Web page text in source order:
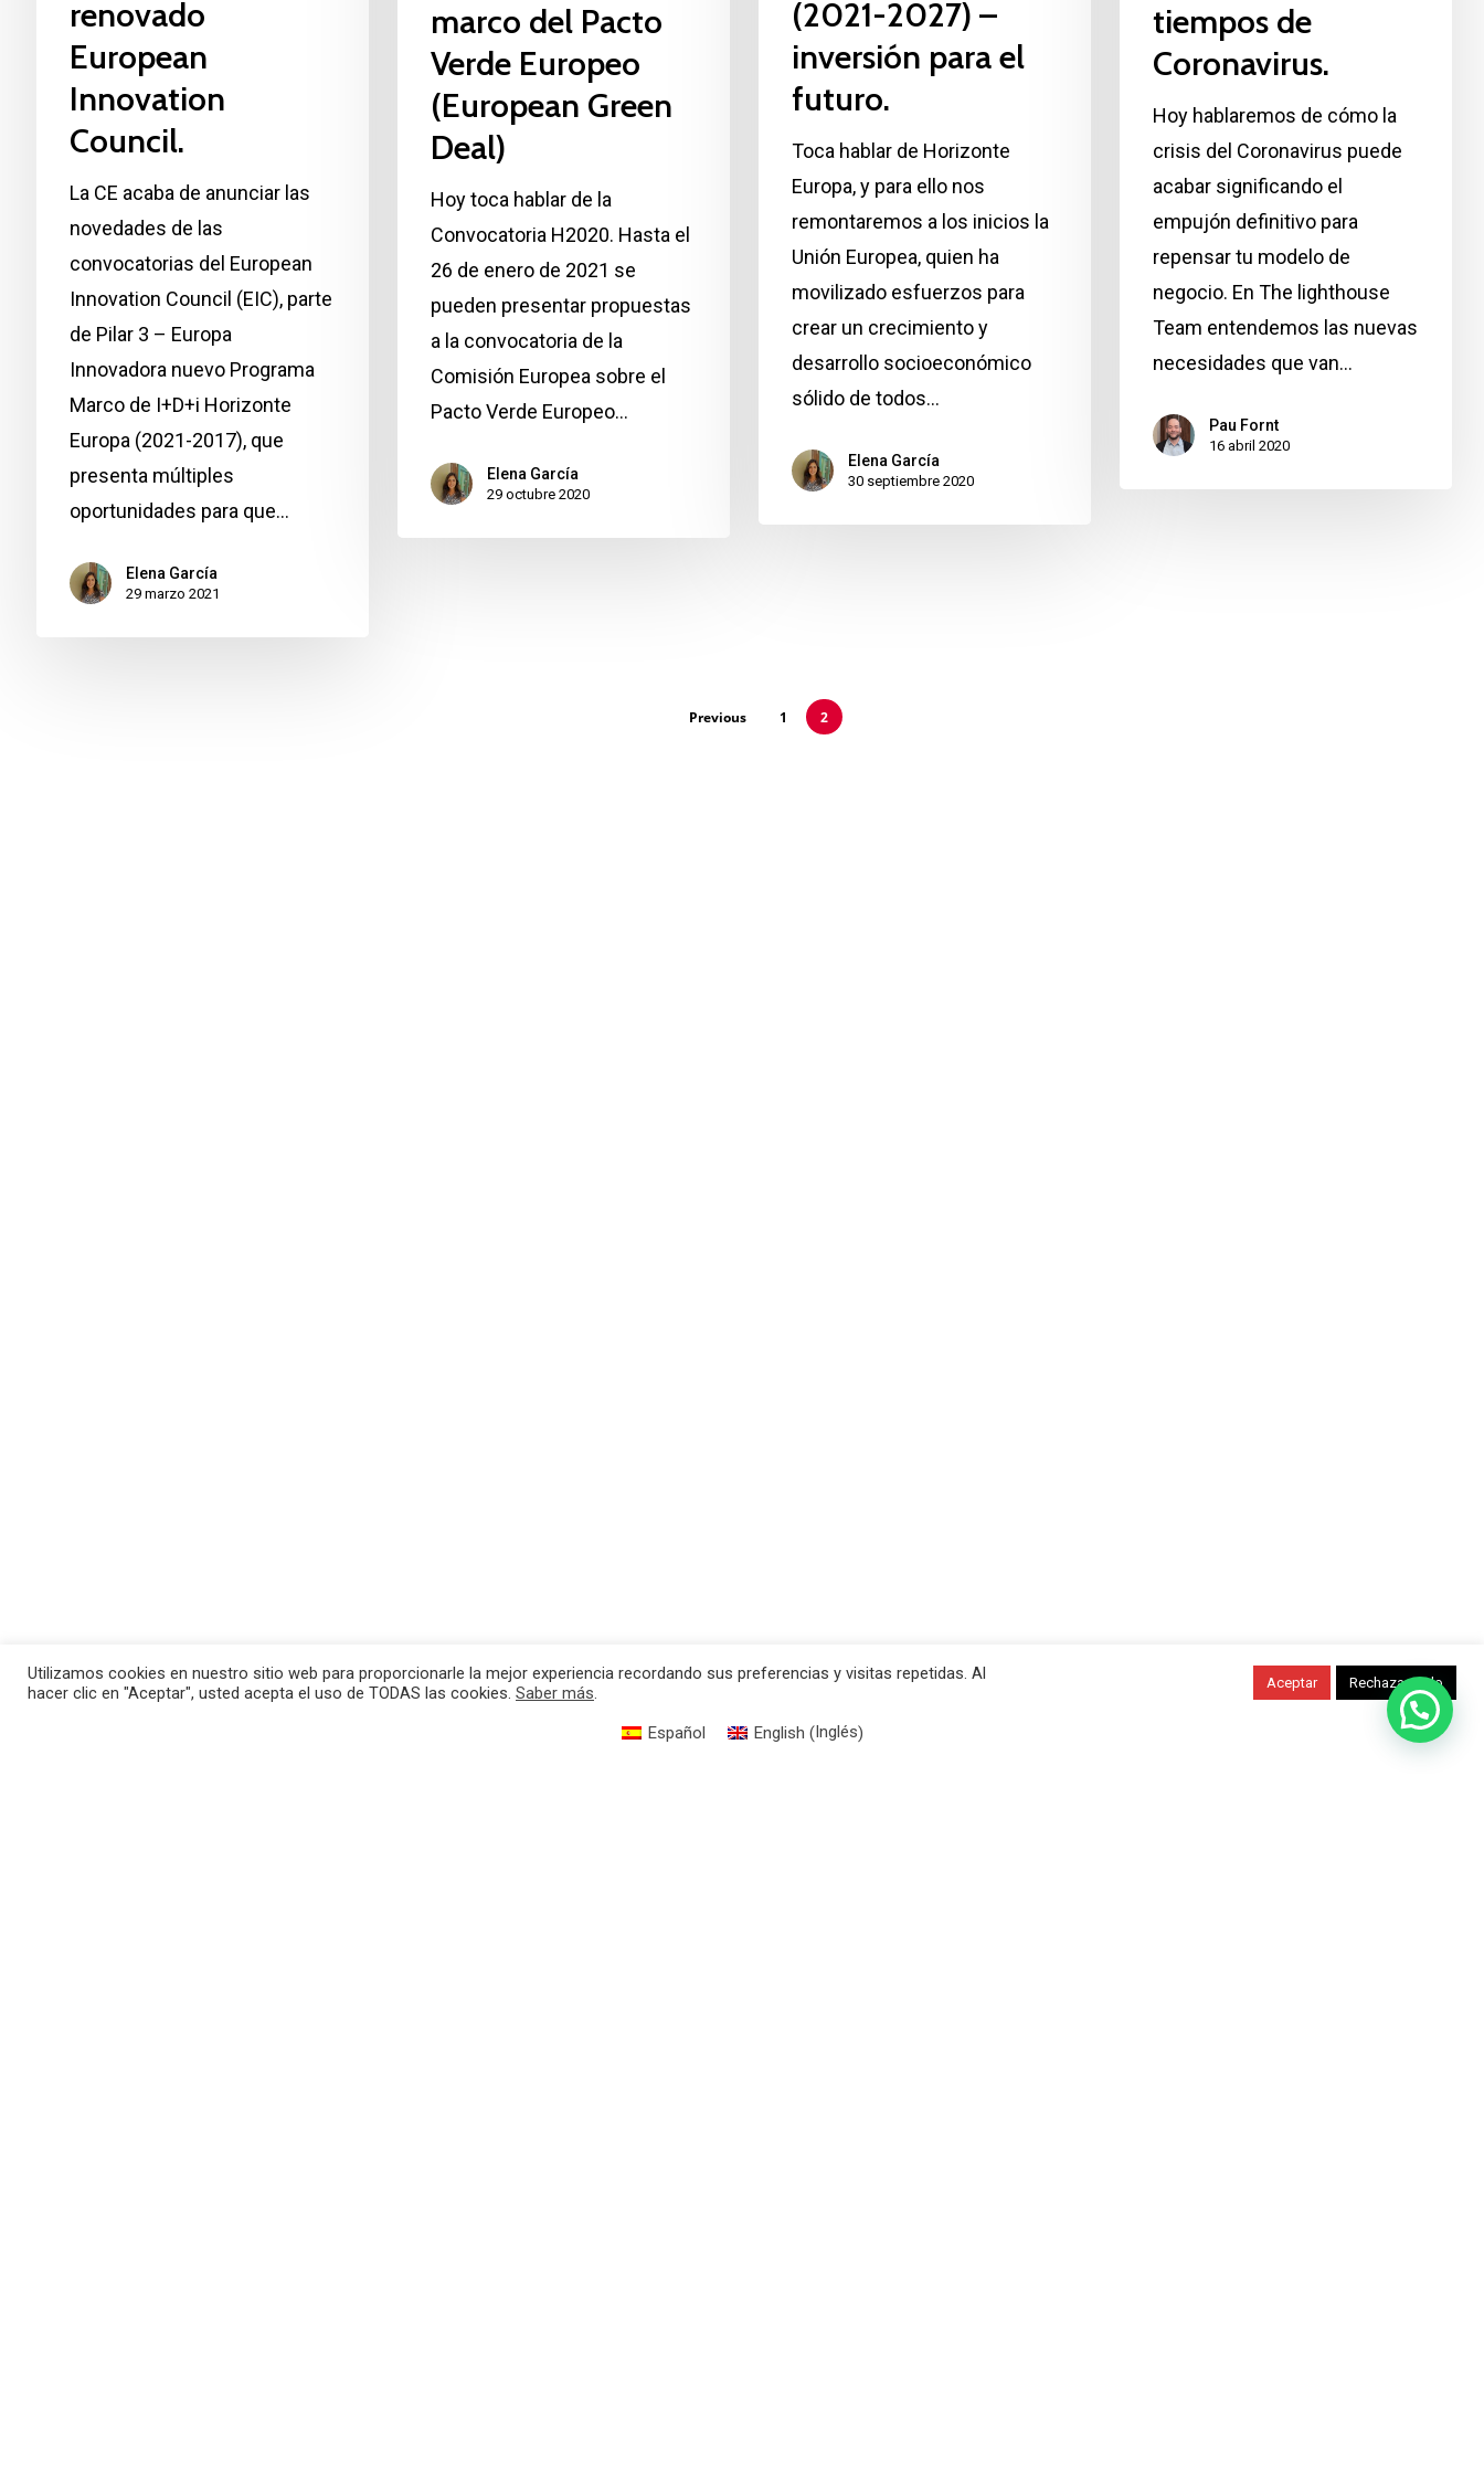
renovado
European
Innovation
Council.
La CE acaba de anunciar las
novedades de las
convocatorias del European
Innovation Council (EIC), parte
de Pilar 3 – Europa
Innovadora nuevo Programa
Marco de I+D+i Horizonte
Europa (2021-2017), que
presenta múltiples
oportunidades para que…
Elena García
29 marzo 2021
Green
Deal)
marco del Pacto
Verde Europeo
(European Green
Deal)
Hoy toca hablar de la
Convocatoria H2020. Hasta el
26 de enero de 2021 se
pueden presentar propuestas
a la convocatoria de la
Comisión Europea sobre el
Pacto Verde Europeo…
Elena García
29 octubre 2020
(2021-2027) –
inversión para el
futuro.
Toca hablar de Horizonte
Europa, y para ello nos
remontaremos a los inicios la
Unión Europea, quien ha
movilizado esfuerzos para
crear un crecimiento y
desarrollo socioeconómico
sólido de todos…
Elena García
30 septiembre 2020
tiempos de
Coronavirus.
Hoy hablaremos de cómo la
crisis del Coronavirus puede
acabar significando el
empujón definitivo para
repensar tu modelo de
negocio. En The lighthouse
Team entendemos las nuevas
necesidades que van…
Pau Fornt
16 abril 2020
Previous 1 2
Utilizamos cookies en nuestro sitio web para proporcionarle la mejor experiencia recordando sus preferencias y visitas repetidas. Al
hacer clic en "Aceptar", usted acepta el uso de TODAS las cookies. Saber más Aceptar Rechazar todo
Español English (Inglés)